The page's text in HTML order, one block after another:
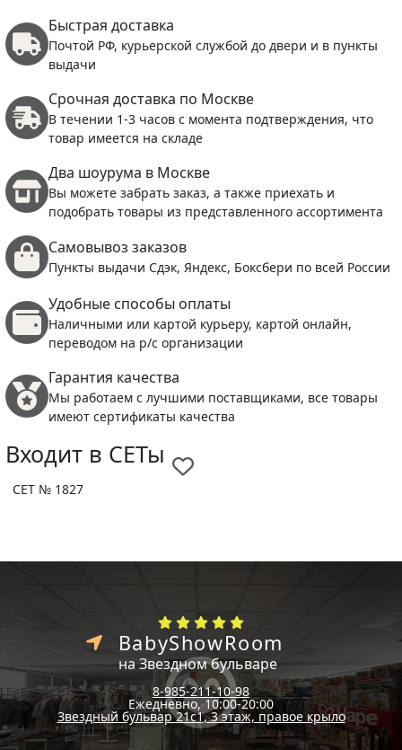
Быстрая доставка
Почтой РФ, курьерской службой до двери и в пункты
выдачи
Срочная доставка по Москве
В течении 1-3 часов с момента подтверждения, что
товар имеется на складе
Два шоурума в Москве
Вы можете забрать заказ, а также приехать и
подобрать товары из представленного ассортимента
Самовывоз заказов
Пункты выдачи Сдэк, Яндекс, Боксбери по всей России
Удобные способы оплаты
Наличными или картой курьеру, картой онлайн,
переводом на р/с организации
Гарантия качества
Мы работаем с лучшими поставщиками, все товары
имеют сертификаты качества
Входит в СЕТы
СЕТ № 1827
BabyShowRoom
на Звездном бульваре
8-985-211-10-98
Ежедневно, 10:00-20:00
Звездный бульвар 21с1, 3 этаж, правое крыло